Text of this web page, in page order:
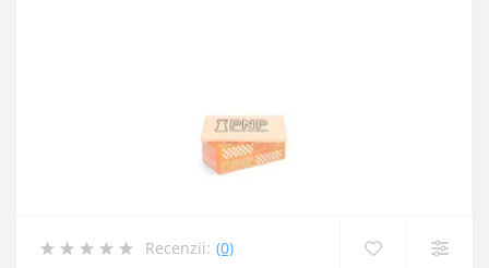
Recenzii: (0)